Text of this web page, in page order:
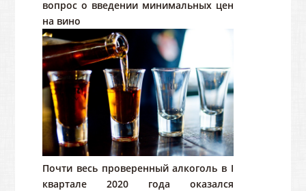
вопрос о введении минимальных цен
на вино
Почти весь проверенный алкоголь в I
квартале 2020 года оказался